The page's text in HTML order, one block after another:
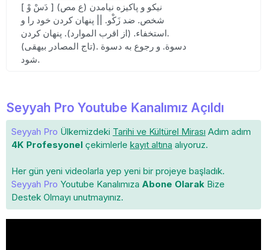
[ دَسْ وْ ] (ع مص) نیکو و پاکیزه نیامدن
شخص. ضد زَکْو. || پنهان کردن خود را و
استخفاء. (از اقرب الموارد). پنهان کردن.
(تاج المصادر بیهقی). دسوة. و رجوع به دسوة
شود.
Seyyah Pro Youtube Kanalımız Açıldı
Seyyah Pro Ülkemizdeki Tarihi ve Kültürel Mirası Adım adım
4K Profesyonel çekimlerle kayıt altına alıyoruz.
Her gün yeni videolarla yep yeni bir projeye başladık.
Seyyah Pro Youtube Kanalımıza Abone Olarak Bize
Destek Olmayı unutmayınız.